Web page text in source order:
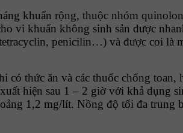
khuẩn rộng, thuộc nhóm
vi khuẩn không sinh sản được
penicilin…) và được coi là
thức ăn và các thuốc chống
hiện sau 1 – 2 giờ với khả dụng
1,2 mg/lít. Nồng độ tối đa